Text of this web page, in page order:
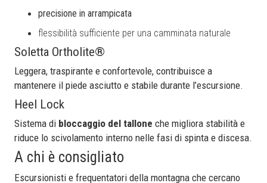
precisione in arrampicata
flessibilità sufficiente per una camminata naturale
Soletta Ortholite®
Leggera, traspirante e confortevole, contribuisce a
mantenere il piede asciutto e stabile durante l’escursione.
Heel Lock
Sistema di bloccaggio del tallone che migliora stabilità e
riduce lo scivolamento interno nelle fasi di spinta e discesa.
A chi è consigliato
Escursionisti e frequentatori della montagna che cercano